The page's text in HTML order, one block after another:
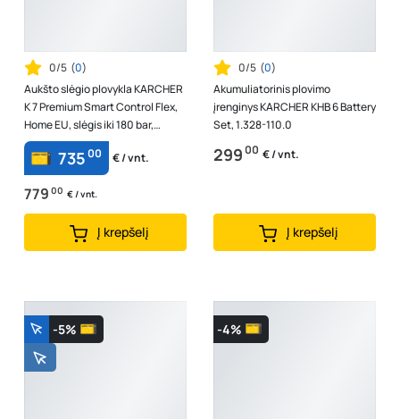
0/5 (0)
Aukšto slėgio plovykla KARCHER
K 7 Premium Smart Control Flex,
Home EU, slėgis iki 180 bar,
vandens srautas 600 l/h, gal...
73500 € / vnt.
779 00 € / vnt.
Į krepšelį
0/5 (0)
Akumuliatorinis plovimo
įrenginys KARCHER KHB 6 Battery
Set, 1.328-110.0
29900 € / vnt.
Į krepšelį
-5% -4%